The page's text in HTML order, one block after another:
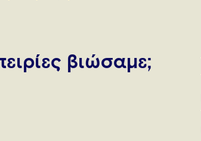
βιώσαμε;